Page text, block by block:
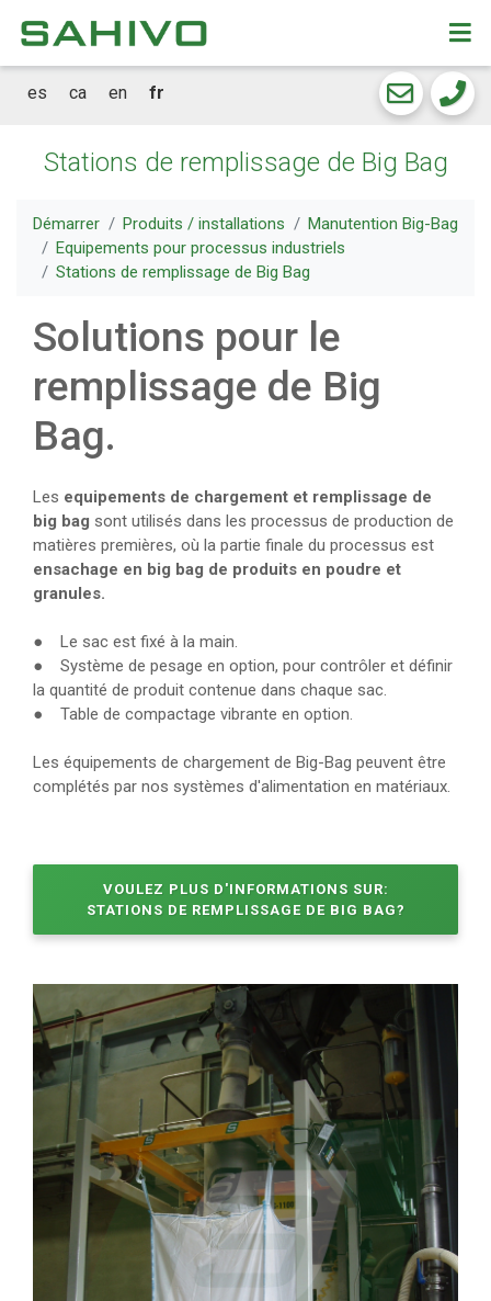
es ca en fr
Stations de remplissage de Big Bag
Démarrer Produits / installations
Manutention Big-Bag
Equipements pour processus industriels
Stations de remplissage de Big Bag
Solutions pour le
remplissage de Big
Bag.
Les equipements de chargement et remplissage de
big bag sont utilisés dans les processus de production de
matières premières, où la partie finale du processus est
ensachage en big bag de produits en poudre et
granules.
● Le sac est fixé à la main.
● Système de pesage en option, pour contrôler et définir
la quantité de produit contenue dans chaque sac.
● Table de compactage vibrante en option.
Les équipements de chargement de Big-Bag peuvent être
complétés par nos systèmes d'alimentation en matériaux.
VOULEZ PLUS D'INFORMATIONS SUR:
STATIONS DE REMPLISSAGE DE BIG BAG?
CKEW
cookies